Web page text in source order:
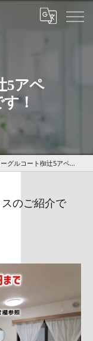
5アペ
！
グルコート椥辻5アペックスのご紹介です！
のご紹介で